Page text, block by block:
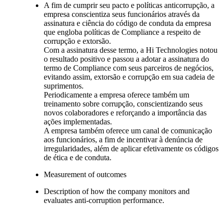
A fim de cumprir seu pacto e políticas anticorrupção, a
empresa conscientiza seus funcionários através da
assinatura e ciência do código de conduta da empresa
que engloba políticas de Compliance a respeito de
corrupção e extorsão.
Com a assinatura desse termo, a Hi Technologies notou
o resultado positivo e passou a adotar a assinatura do
termo de Compliance com seus parceiros de negócios,
evitando assim, extorsão e corrupção em sua cadeia de
suprimentos.
Periodicamente a empresa oferece também um
treinamento sobre corrupção, conscientizando seus
novos colaboradores e reforçando a importância das
ações implementadas.
A empresa também oferece um canal de comunicação
aos funcionários, a fim de incentivar à denúncia de
irregularidades, além de aplicar efetivamente os códigos
de ética e de conduta.
Measurement of outcomes
Description of how the company monitors and
evaluates anti-corruption performance.